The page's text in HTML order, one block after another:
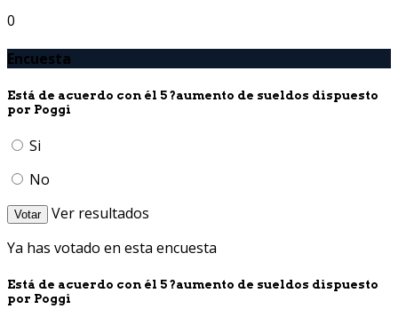
0
Encuesta
Está de acuerdo con él 5 ?aumento de sueldos dispuesto
por Poggi
Si
No
Votar
Ver resultados
Ya has votado en esta encuesta
Está de acuerdo con él 5 ?aumento de sueldos dispuesto
por Poggi